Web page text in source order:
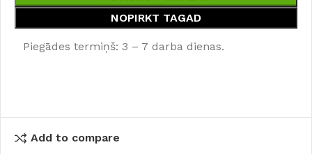
NOPIRKT TAGAD
Piegādes termiņš: 3 – 7 darba dienas.
Add to compare